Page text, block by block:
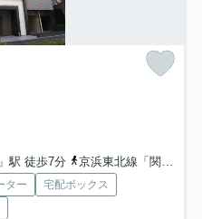
駅 徒歩7分
京浜東北線「関内」駅 徒歩15分
ター
宅配ボックス